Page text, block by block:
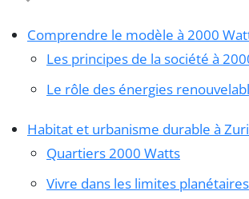
Comprendre le modèle à 2000
Les principes de la société à
Le rôle des énergies
Habitat et urbanisme durable à
Quartiers 2000 Watts
Vivre dans les limites planétaires